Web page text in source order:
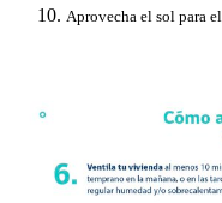
Aprovecha el sol para el